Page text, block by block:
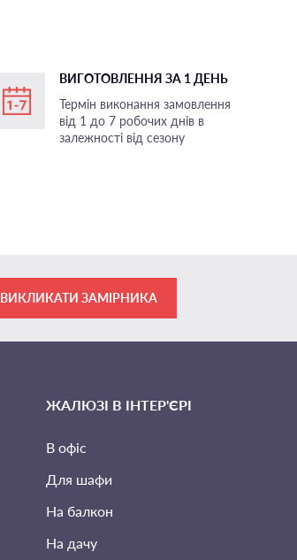
ВИГОТОВЛЕННЯ ЗА 1 ДЕНЬ
Термін виконання замовлення
від 1 до 7 робочих днів в
залежності від сезону
ВИКЛИКАТИ ЗАМІРНИКА
ЖАЛЮЗІ В ІНТЕР'ЄРІ
В офіс
Для шафи
На балкон
На дачу